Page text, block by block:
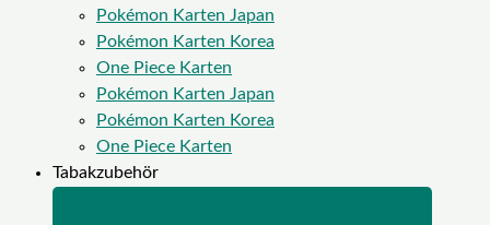
Pokémon Karten Japan
Pokémon Karten Korea
One Piece Karten
Pokémon Karten Japan
Pokémon Karten Korea
One Piece Karten
Tabakzubehör